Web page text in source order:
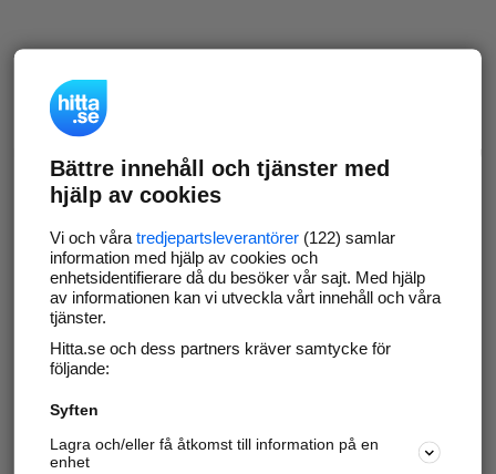
Bättre innehåll och tjänster med
hjälp av cookies
Vi och våra tredjepartsleverantörer(122) samlar
information med hjälp av cookies och
enhetsidentifierare då du besöker vår sajt. Med hjälp
av informationen kan vi utveckla vårt innehåll och våra
tjänster.
Hitta.se och dess partners kräver samtycke för
följande:
Syften
Lagra och/eller få åtkomst till information på en
enhet